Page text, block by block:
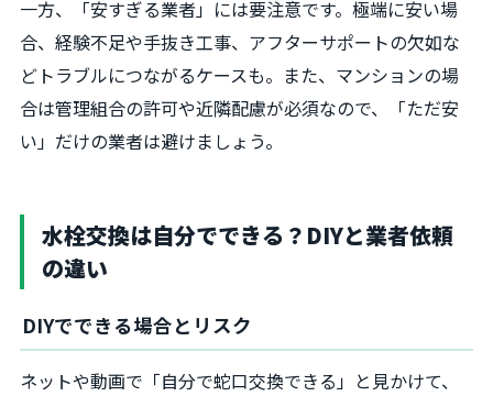
一方、「安すぎる業者」には要注意です。極端に安い場
合、経験不足や手抜き工事、アフターサポートの欠如な
どトラブルにつながるケースも。また、マンションの場
合は管理組合の許可や近隣配慮が必須なので、「ただ安
い」だけの業者は避けましょう。
水栓交換は自分でできる？DIYと業者依頼
の違い
DIYでできる場合とリスク
ネットや動画で「自分で蛇口交換できる」と見かけて、